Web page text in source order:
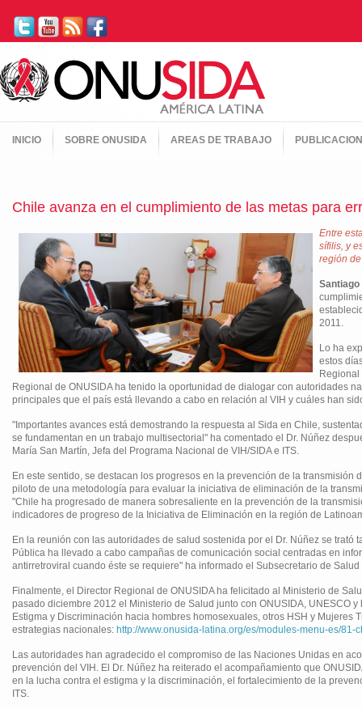
INICIO SOBRE ONUSIDA AREAS DE TRABAJO
Chile avanza en el cumplimiento de las metas para
Entre
sífilis, y
región
Santiago
2011.
Lo ha
estos
Regional de ONUSIDA ha tenido la oportunidad de dialogar con autoridades
principales que el país está llevando a cabo en relación al VIH y cuáles han
"Importantes avances está demostrando la respuesta al Sida en Chile,
se fundamentan en un trabajo multisectorial" ha comentado el Dr. Núñez
María San Martín, Jefa del Programa Nacional de VIH/SIDA e ITS.
En este sentido, se destacan los progresos en la prevención de la
piloto de una metodología para evaluar la iniciativa de eliminación de la
"Chile ha progresado de manera sobresaliente en la prevención de la
indicadores de progreso de la Iniciativa de Eliminación en la región de
En la reunión con las autoridades de salud sostenida por el Dr. Núñez se
Pública ha llevado a cabo campañas de comunicación social centradas en
antirretroviral cuando éste se requiere" ha informado el Subsecretario de Salud
Finalmente, el Director Regional de ONUSIDA ha felicitado al Ministerio de
pasado diciembre 2012 el Ministerio de Salud junto con ONUSIDA, UNESCO
Estigma y Discriminación hacia hombres homosexuales, otros HSH y
estrategias nacionales: http://www.onusida-latina.org/es/modules-menu-es/
Las autoridades han agradecido el compromiso de las Naciones Unidas en
prevención del VIH. El Dr. Núñez ha reiterado el acompañamiento que
en la lucha contra el estigma y la discriminación, el fortalecimiento de la
ITS.